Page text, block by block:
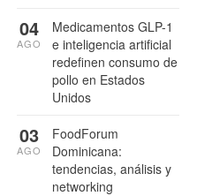
Medicamentos GLP-1
e inteligencia artificial
redefinen consumo de
pollo en Estados
Unidos
04
AGO
FoodForum
Dominicana:
tendencias, análisis y
networking
03
AGO